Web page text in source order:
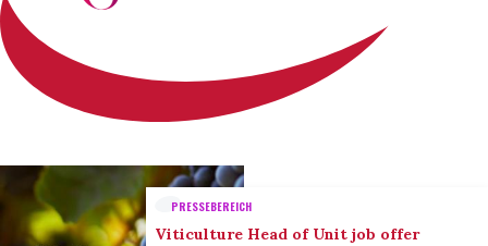
PRESSEBEREICH
Viticulture Head of Unit job offer